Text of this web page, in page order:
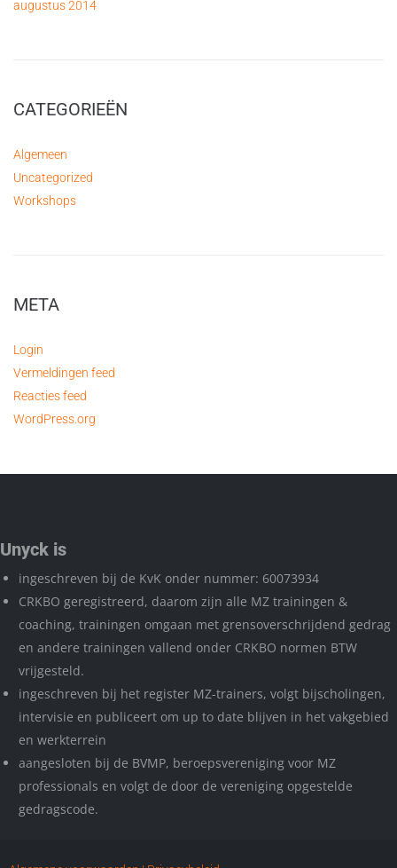
augustus 2014
CATEGORIEËN
Algemeen
Uncategorized
Workshops
META
Login
Vermeldingen feed
Reacties feed
WordPress.org
Unyck is
ingeschreven bij de KvK onder nummer: 60073934
CRKBO geregistreerd, daarom zijn alle MZ trainingen &
coaching, trainingen omgaan met grensoverschrijdend gedrag
en andere trainingen vallend onder CRKBO normen BTW
vrijgesteld.
ingeschreven bij het register MZ-trainers, volgt bijscholingen,
intervisie en publiceert om up to date blijven in het vakgebied
en werkterrein
aangesloten bij de BVMP, beroepsvereniging voor MZ
professionals en volgt de door de vereniging opgestelde
gedragscode.